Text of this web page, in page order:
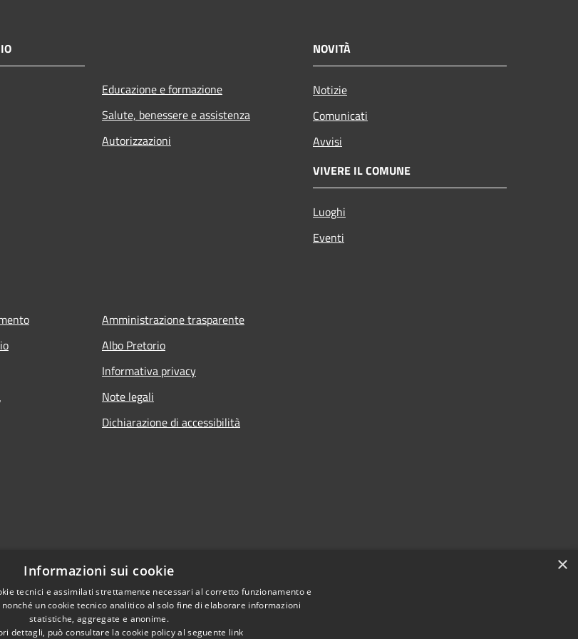
Educazione e formazione
Salute, benessere e assistenza
Autorizzazioni
NOVITÀ
Notizie
Comunicati
Avvisi
VIVERE IL COMUNE
Luoghi
Eventi
Amministrazione trasparente
Albo Pretorio
Informativa privacy
Note legali
Dichiarazione di accessibilità
×
Informazioni sui cookie
tecnici e assimilati strettamente necessari al corretto funzionamento e
un cookie tecnico analitico al solo fine di elaborare informazioni
statistiche, aggregate e anonime.
dettagli, può consultare la cookie policy al seguente link